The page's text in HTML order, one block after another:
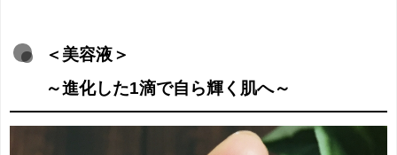
＜美容液＞
～進化した1滴で自ら輝く肌へ～